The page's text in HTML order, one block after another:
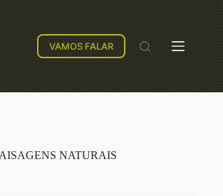
VAMOS FALAR
NATURAIS